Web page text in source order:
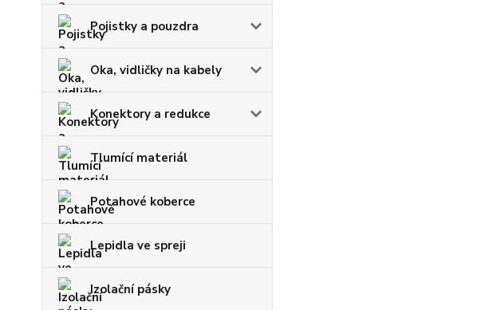
Pojistky a pouzdra
Oka, vidličky na kabely
Konektory a redukce
Tlumící materiál
Potahové koberce
Lepidla ve spreji
Izolační pásky